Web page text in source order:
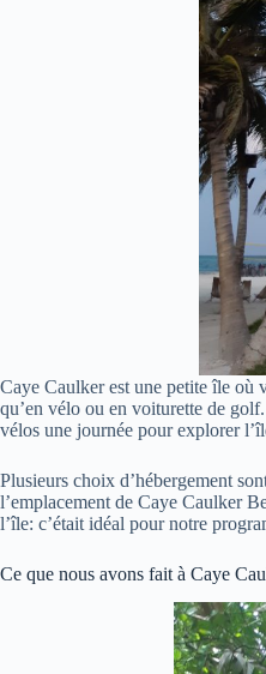
Caye Caulker est une petite île où
qu’en vélo ou en voiturette de
vélos une journée pour explorer
Plusieurs choix d’hébergement
l’emplacement de Caye Caulker
l’île: c’était idéal pour notre
Ce que nous avons fait à Caye